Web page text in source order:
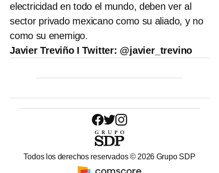
electricidad en todo el mundo, deben ver al
sector privado mexicano como su aliado, y no
como su enemigo.
Javier Treviño I Twitter: @javier_trevino
Todos los derechos reservados © 2026 Grupo SDP